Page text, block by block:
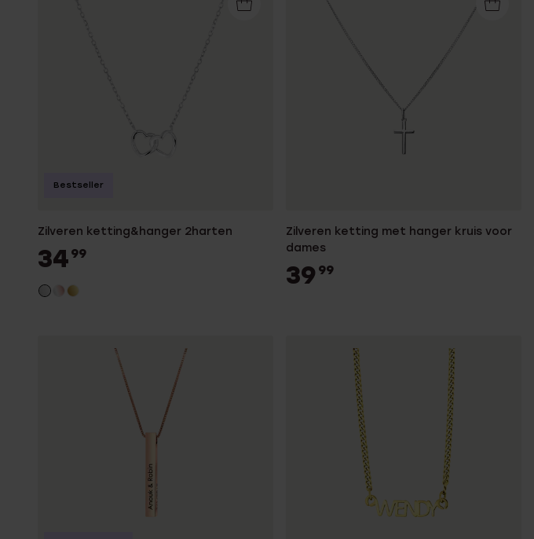
Zilveren ketting&hanger 2harten
34 99
Bestseller
Zilveren ketting met hanger kruis voor
dames
39 99